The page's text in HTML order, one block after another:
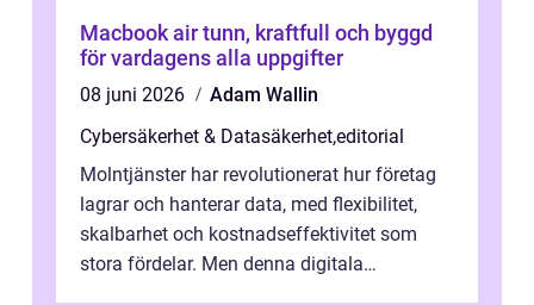
Macbook air tunn, kraftfull och byggd
för vardagens alla uppgifter
08 juni 2026
Adam Wallin
Cybersäkerhet & Datasäkerhet,editorial
Molntjänster har revolutionerat hur företag
lagrar och hanterar data, med flexibilitet,
skalbarhet och kostnadseffektivitet som
stora fördelar. Men denna digitala